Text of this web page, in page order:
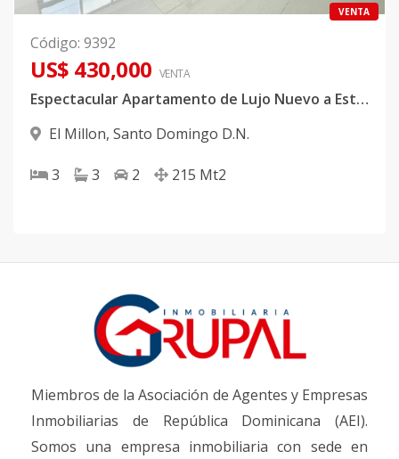
VENTA
Código: 9392
US$ 430,000 VENTA
Espectacular Apartamento de Lujo Nuevo a Estrenar en Torre Exclusiva en El Millón
El Millon, Santo Domingo D.N.
3 3 2 215 Mt2
Miembros de la Asociación de Agentes y Empresas
Inmobiliarias de República Dominicana (AEI).
Somos una empresa inmobiliaria con sede en